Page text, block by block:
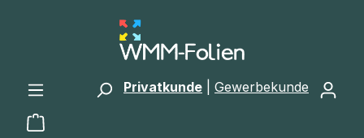
Zum Hauptinhalt springen
Privatkunde Gewerbekunde
Warenkorb enthält 0 Positionen. Der